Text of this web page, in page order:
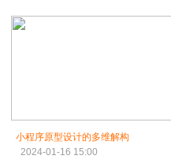
小程序原型设计的多维解构
2024-01-16 15:00